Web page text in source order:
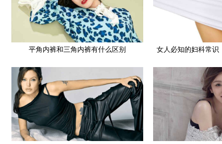
平角内裤和三角内裤有什么区别 女人必知的妇科常识